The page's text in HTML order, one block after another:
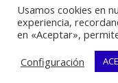
RIF J-29438867-1
Usamos cookies en
experiencia,
en «Aceptar»,
Configuración